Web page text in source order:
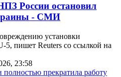
России остановил
- СМИ
установки
5, пишет Reuters со ссылкой на
23:58